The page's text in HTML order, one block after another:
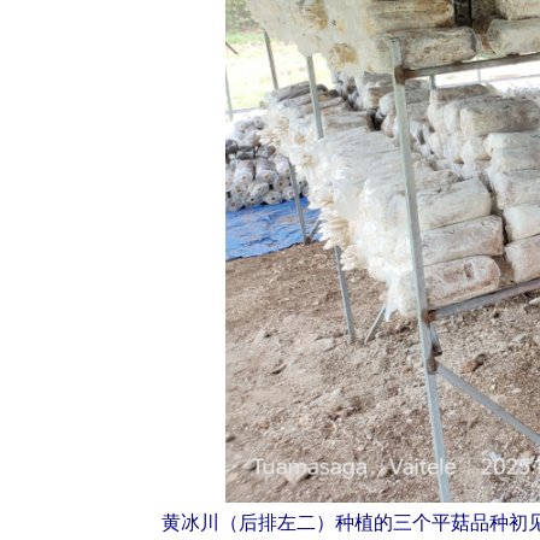
黄冰川（后排左二）种植的三个平菇品种初